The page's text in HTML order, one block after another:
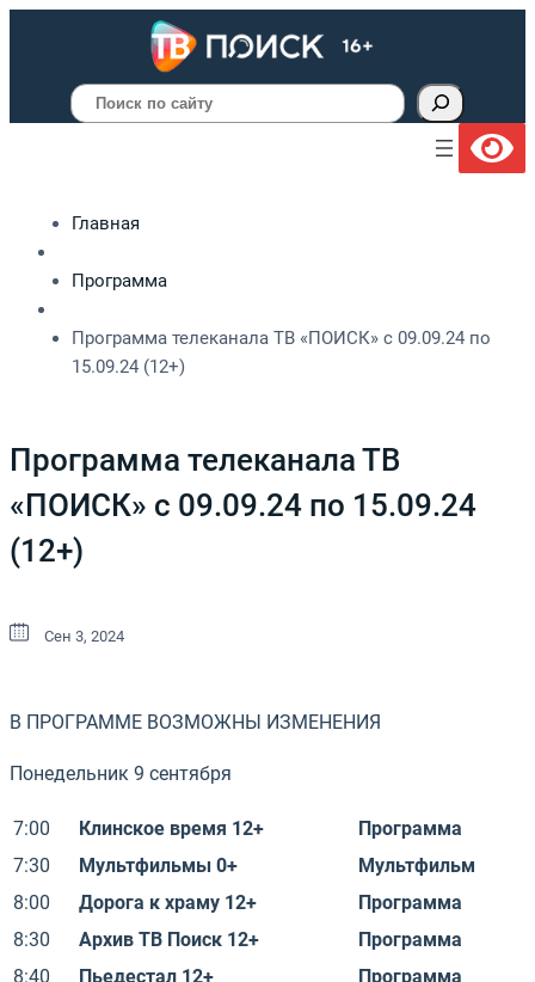
Поиск
Главная
Программа
Программа телеканала ТВ «ПОИСК» с 09.09.24 по
15.09.24 (12+)
Программа телеканала ТВ
«ПОИСК» с 09.09.24 по 15.09.24
(12+)
Сен 3, 2024
В ПРОГРАММЕ ВОЗМОЖНЫ ИЗМЕНЕНИЯ
Понедельник 9 сентября
7:00 Клинское время 12+
Программа
7:30
Мультфильмы 0+
Мультфильм
8:00
Дорога к храму 12+
Программа
8:30
Архив ТВ Поиск 12+
Программа
8:40
Пьедестал 12+
Программа